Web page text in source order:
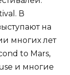
В
на
многих лет
to Mars,
и многие